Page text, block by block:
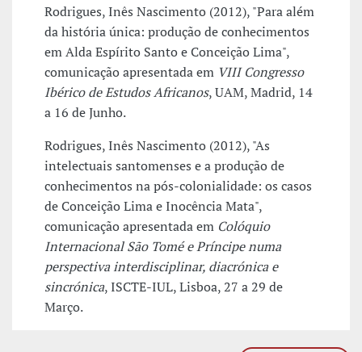
Rodrigues, Inês Nascimento (2012), "Para além
da história única: produção de conhecimentos
em Alda Espírito Santo e Conceição Lima",
comunicação apresentada em VIII Congresso
Ibérico de Estudos Africanos, UAM, Madrid, 14
a 16 de Junho.
Rodrigues, Inês Nascimento (2012), "As
intelectuais santomenses e a produção de
conhecimentos na pós-colonialidade: os casos
de Conceição Lima e Inocência Mata",
comunicação apresentada em Colóquio
Internacional São Tomé e Príncipe numa
perspectiva interdisciplinar, diacrónica e
sincrónica, ISCTE-IUL, Lisboa, 27 a 29 de
Março.